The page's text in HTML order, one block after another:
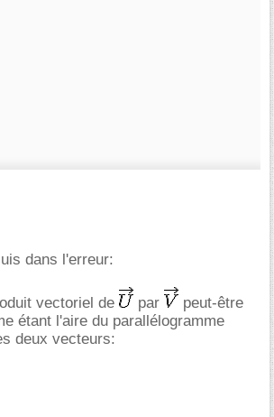
dans l'erreur:
vectoriel de par
peut-être
étant l'aire du parallélogramme
deux vecteurs: